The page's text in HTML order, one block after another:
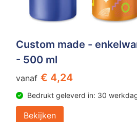
Custom made -
- 500 ml
vanaf € 4,24
Bedrukt geleverd in: 30
Bekijken